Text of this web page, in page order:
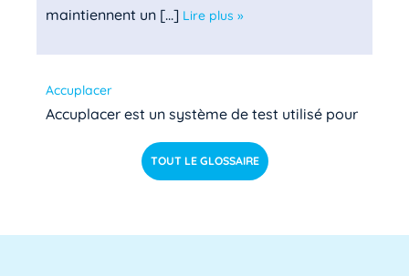
maintiennent un [...] Lire plus »
Accuplacer
Accuplacer est un système de test utilisé pour
déterminer si les étudiants de niveau [...]
ACU
TOUT LE GLOSSAIRE